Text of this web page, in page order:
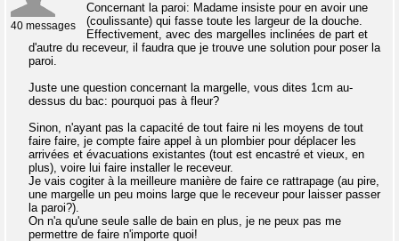
40 messages
Concernant la paroi: Madame insiste pour en avoir une
(coulissante) qui fasse toute les largeur de la douche.
Effectivement, avec des margelles inclinées de part et
d'autre du receveur, il faudra que je trouve une solution pour poser la
paroi.
Juste une question concernant la margelle, vous dites 1cm au-
dessus du bac: pourquoi pas à fleur?
Sinon, n'ayant pas la capacité de tout faire ni les moyens de tout
faire faire, je compte faire appel à un plombier pour déplacer les
arrivées et évacuations existantes (tout est encastré et vieux, en
plus), voire lui faire installer le receveur.
Je vais cogiter à la meilleure manière de faire ce rattrapage (au pire,
une margelle un peu moins large que le receveur pour laisser passer
la paroi?).
On n'a qu'une seule salle de bain en plus, je ne peux pas me
permettre de faire n'importe quoi!